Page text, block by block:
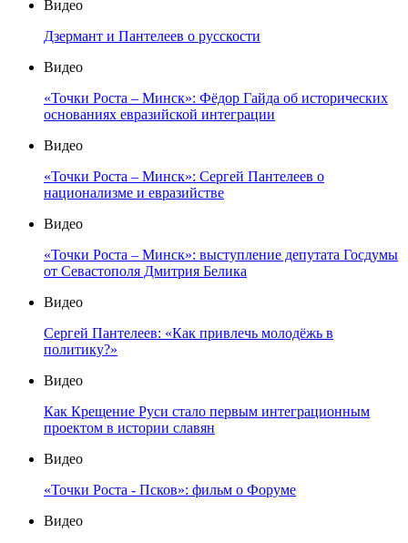
Видео
Дзермант и Пантелеев о русскости
Видео
«Точки Роста – Минск»: Фёдор Гайда об исторических
основаниях евразийской интеграции
Видео
«Точки Роста – Минск»: Сергей Пантелеев о
национализме и евразийстве
Видео
«Точки Роста – Минск»: выступление депутата Госдумы
от Севастополя Дмитрия Белика
Видео
Сергей Пантелеев: «Как привлечь молодёжь в
политику?»
Видео
Как Крещение Руси стало первым интеграционным
проектом в истории славян
Видео
«Точки Роста - Псков»: фильм о Форуме
Видео